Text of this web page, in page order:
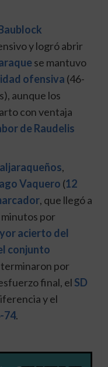
y logró abrir
se mantuvo
ofensiva (46-
aunque los
con ventaja
de Raudelis
aljaraqueños,
Vaquero (12
, que llegó a
por
acierto del
conjunto
por
final, el SD
y el
74.